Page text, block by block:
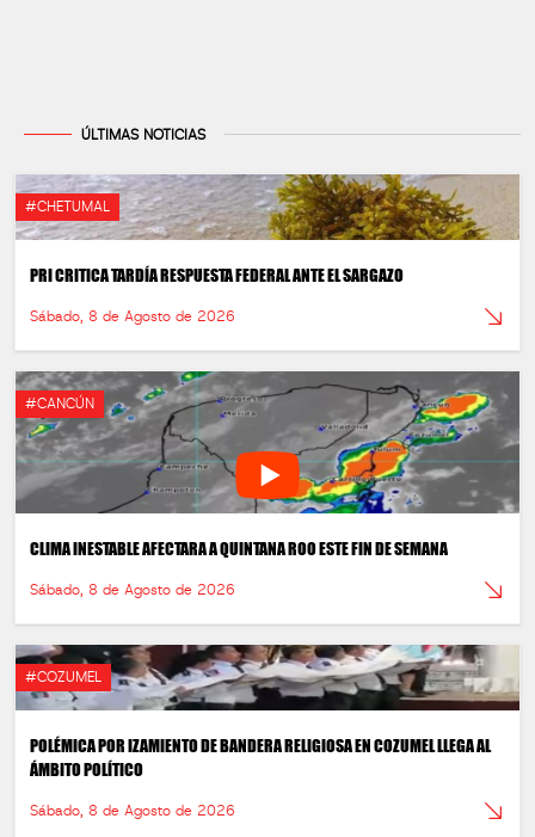
ÚLTIMAS NOTICIAS
#CHETUMAL
PRI CRITICA TARDÍA RESPUESTA FEDERAL ANTE EL SARGAZO
Sábado, 8 de Agosto de 2026
#CANCÚN
CLIMA INESTABLE AFECTARA A QUINTANA ROO ESTE FIN DE SEMANA
Sábado, 8 de Agosto de 2026
#COZUMEL
POLÉMICA POR IZAMIENTO DE BANDERA RELIGIOSA EN COZUMEL LLEGA AL
ÁMBITO POLÍTICO
Sábado, 8 de Agosto de 2026